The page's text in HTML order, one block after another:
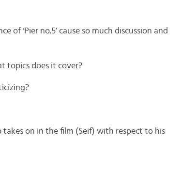
of ‘Pier no.5’ cause so much discussion and
topics does it cover?
on in the film (Seif) with respect to his